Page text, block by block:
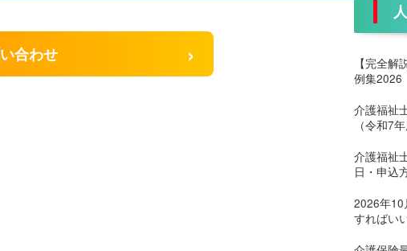
合わせ ›
【完全
例集2026
介護福祉
（令和7
介護福祉
日・申込
2026年10
すればい